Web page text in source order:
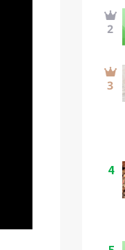
4